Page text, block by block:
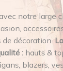
notre large
décoration.
: hauts &
blazers,